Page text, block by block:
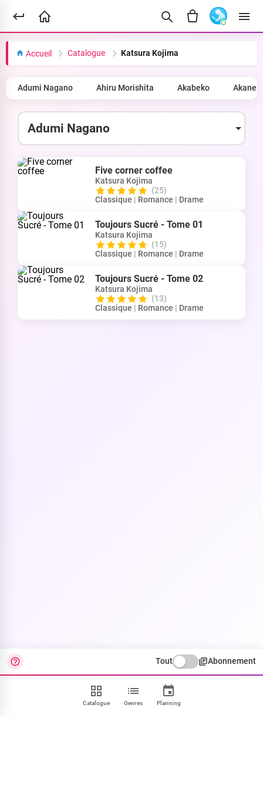
Accueil Catalogue Katsura Kojima
Adumi Nagano Ahiru Morishita Akabeko Akane
Five corner coffee
Katsura Kojima
(25)
Classique | Romance | Drame
Toujours Sucré - Tome 01
Katsura Kojima
(15)
Classique | Romance | Drame
Toujours Sucré - Tome 02
Katsura Kojima
(13)
Classique | Romance | Drame
Catalogue Genres Planning
Tout Abonnement